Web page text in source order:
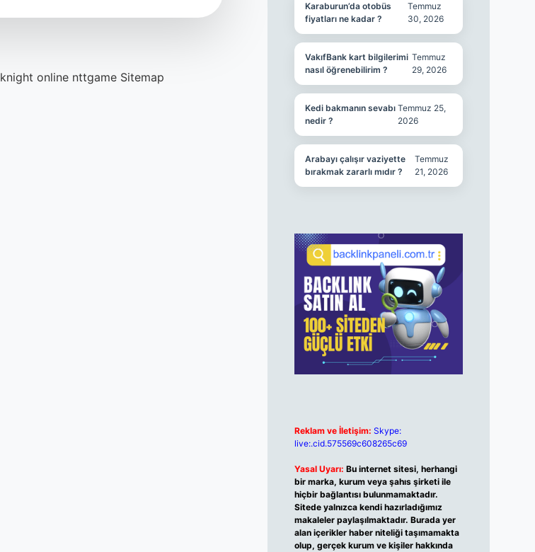
knight online nttgame Sitemap
Karaburun’da otobüs
fiyatları ne kadar ?
Temmuz
30, 2026
VakıfBank kart bilgilerimi
nasıl öğrenebilirim ?
Temmuz
29, 2026
Kedi bakmanın sevabı
nedir ?
Temmuz 25,
2026
Arabayı çalışır vaziyette
bırakmak zararlı mıdır ?
Temmuz
21, 2026
Reklam ve İletişim: Skype:
live:.cid.575569c608265c69
Yasal Uyarı: Bu internet sitesi, herhangi
bir marka, kurum veya şahıs şirketi ile
hiçbir bağlantısı bulunmamaktadır.
Sitede yalnızca kendi hazırladığımız
makaleler paylaşılmaktadır. Burada yer
alan içerikler haber niteliği taşımamakta
olup, gerçek kurum ve kişiler hakkında